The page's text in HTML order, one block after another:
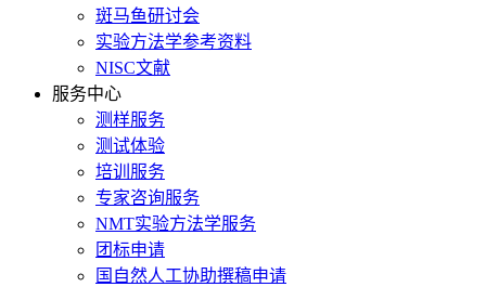
斑马鱼研讨会
实验方法学参考资料
NISC文献
服务中心
测样服务
测试体验
培训服务
专家咨询服务
NMT实验方法学服务
团标申请
国自然人工协助撰稿申请